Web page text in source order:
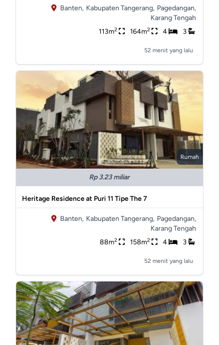
Banten, Kabupaten Tangerang, Pagedangan,
Karang Tengah
113m2 164m2 4 3
52 menit yang lalu
Rumah
Rp 3.23 miliar
Heritage Residence at Puri 11 Tipe The 7
Banten, Kabupaten Tangerang, Pagedangan,
Karang Tengah
88m2 158m2 4 3
52 menit yang lalu